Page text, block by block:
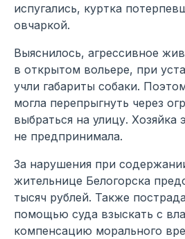
испугались, куртка
овчаркой.
Выяснилось, агрессивное
в открытом вольере, при
учли габариты собаки.
могла перепрыгнуть через
выбраться на улицу. Хозяйка
не предпринимала.
За нарушения при
жительнице Белогорска
тысяч рублей. Также
помощью суда взыскать с
компенсацию морального